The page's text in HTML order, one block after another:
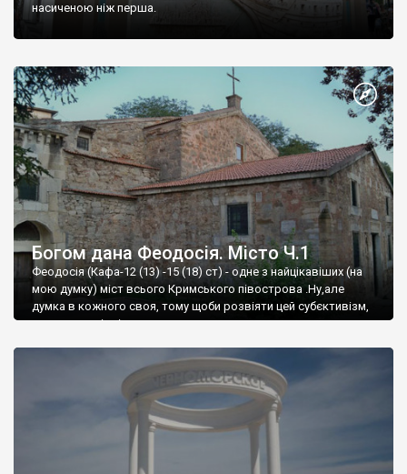
насиченою ніж перша.
Богом дана Феодосія. Місто Ч.1
Феодосія (Кафа-12 (13) -15 (18) ст) - одне з найцікавіших (на
мою думку) міст всього Кримського півострова .Ну,але
думка в кожного своя, тому щоби розвіяти цей субєктивізм,
запрошую відвідати це